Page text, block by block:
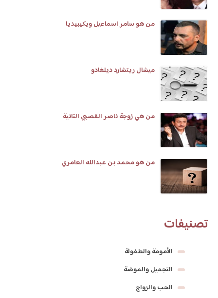
من هو سامر اسماعيل ويكيبيديا
ميشال ريتشارد ديلغادو
من هي زوجة ناصر القصبي الثانية
من هو محمد بن عبدالله العامري
تصنيفات
الأمومة والطفولة
التجميل والموضة
الحب والزواج